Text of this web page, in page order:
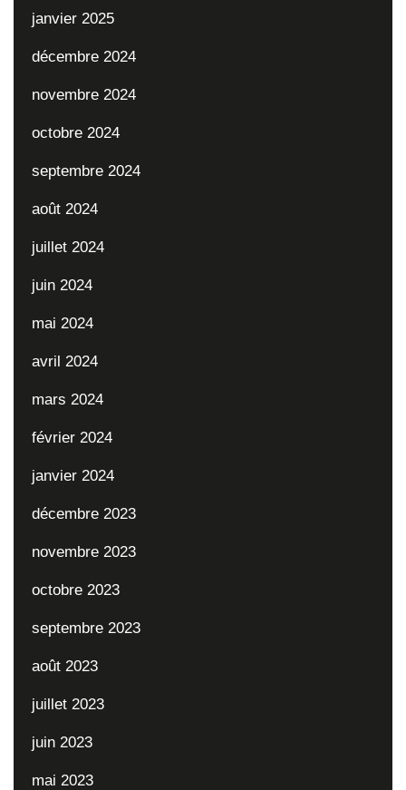
janvier 2025
décembre 2024
novembre 2024
octobre 2024
septembre 2024
août 2024
juillet 2024
juin 2024
mai 2024
avril 2024
mars 2024
février 2024
janvier 2024
décembre 2023
novembre 2023
octobre 2023
septembre 2023
août 2023
juillet 2023
juin 2023
mai 2023